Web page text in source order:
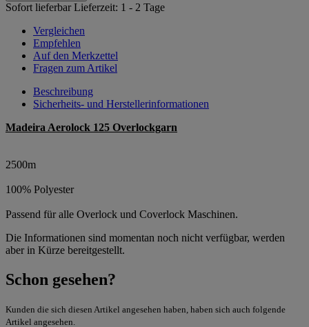
Sofort lieferbarLieferzeit: 1 - 2 Tage
Vergleichen
Empfehlen
Auf den Merkzettel
Fragen zum Artikel
Beschreibung
Sicherheits- und Herstellerinformationen
Madeira Aerolock 125 Overlockgarn
2500m
100% Polyester
Passend für alle Overlock und Coverlock Maschinen.
Die Informationen sind momentan noch nicht verfügbar, werden
aber in Kürze bereitgestellt.
Schon gesehen?
Kunden die sich diesen Artikel angesehen haben, haben sich auch folgende
Artikel angesehen.